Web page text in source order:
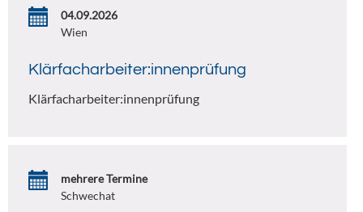
04.09.2026
Wien
Klärfacharbeiter:innenprüfung
Klärfacharbeiter:innenprüfung
mehrere Termine
Schwechat